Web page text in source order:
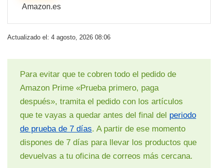
Amazon.es
Actualizado el: 4 agosto, 2026 08:06
Para evitar que te cobren todo el pedido de
Amazon Prime «Prueba primero, paga
después», tramita el pedido con los artículos
que te vayas a quedar antes del final del periodo
de prueba de 7 días. A partir de ese momento
dispones de 7 días para llevar los productos que
devuelvas a tu oficina de correos más cercana.